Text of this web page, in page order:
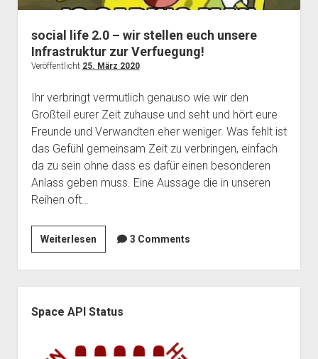
Telefon
dropdown
menu
Webservices
Datenschutzerklärung und Verfügbarkeit der Dienste
Der Verein
open
dropdown
(Förder)Mitglied werden
Spenden
Impressum
social life 2.0 – wir stellen euch unsere
Infrastruktur zur Verfuegung!
Veröffentlicht 25. März 2020
Ihr verbringt vermutlich genauso wie wir den
Großteil eurer Zeit zuhause und seht und hört eure
Freunde und Verwandten eher weniger. Was fehlt ist
das Gefühl gemeinsam Zeit zu verbringen, einfach
da zu sein ohne dass es dafür einen besonderen
Anlass geben muss. Eine Aussage die in unseren
Reihen oft…
Weiterlesensocial
life
2.0
–
wir
3 Comments
Space API Status